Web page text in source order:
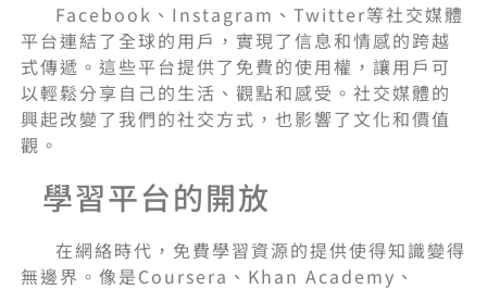
Facebook、Instagram、Twitter等社交媒體
平台連結了全球的用戶，實現了信息和情感的跨越
式傳遞。這些平台提供了免費的使用權，讓用戶可
以輕鬆分享自己的生活、觀點和感受。社交媒體的
興起改變了我們的社交方式，也影響了文化和價值
觀。
學習平台的開放
在網絡時代，免費學習資源的提供使得知識變得
無邊界。像是Coursera、Khan Academy、